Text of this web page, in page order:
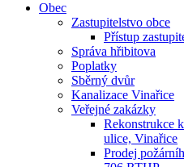
Obec
Zastupitelstvo obce
Přístup
Správa hřibitova
Poplatky
Sběrný dvůr
Kanalizace Vinařice
Veřejné zakázky
Rekonstrukce
ulice, Vinařice
Prodej